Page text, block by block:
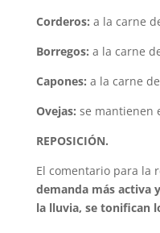
Corderos: a la carne
Borregos: a la carne
Capones: a la carne
Ovejas: se mantienen
REPOSICIÓN.
El comentario para la
demanda más activa
la lluvia, se tonifican